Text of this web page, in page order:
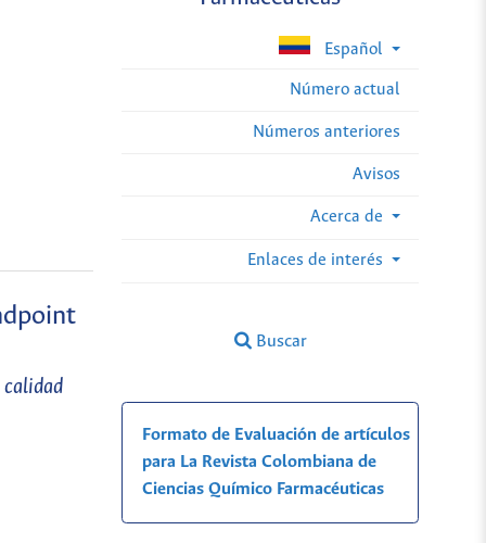
Español
Número actual
Números anteriores
Avisos
Acerca de
Enlaces de interés
Buscar
Formato de Evaluación de artículos
para La Revista Colombiana de
Ciencias Químico Farmacéuticas